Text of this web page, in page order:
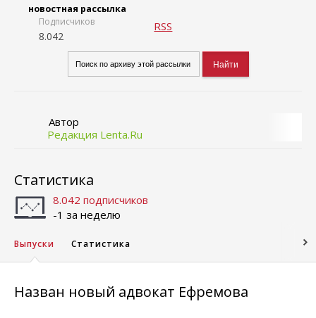
новостная рассылка
Подписчиков
8.042
RSS
Автор
Редакция Lenta.Ru
Статистика
8.042 подписчиков
-1 за неделю
Выпуски Статистика
Назван новый адвокат Ефремова